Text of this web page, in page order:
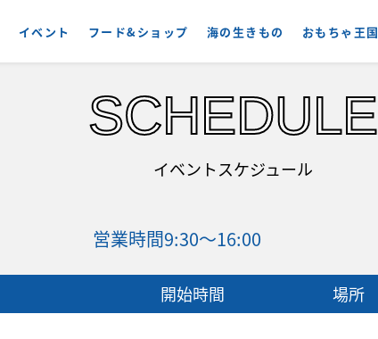
イベント フード&ショップ 海の生きもの おもちゃ王国
SCHEDULE
イベントスケジュール
営業時間9:30～16:00
開始時間 場所